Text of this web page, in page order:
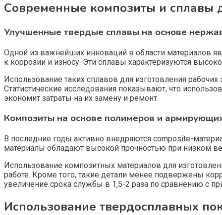
Современные композиты и сплавы
Улучшенные твердые сплавы на основе
Одной из важнейших инноваций в области материалов
к коррозии и износу. Эти сплавы характеризуются
Использование таких сплавов для изготовления
Статистические исследования показывают, что
экономит затраты на их замену и ремонт.
Композиты на основе полимеров и
В последние годы активно внедряются composite-
материалы обладают высокой прочностью при низком
Использование композитных материалов для
работе. Кроме того, такие детали менее подвержены
увеличение срока службы в 1,5-2 раза по сравнению с
Использование твердосплавных